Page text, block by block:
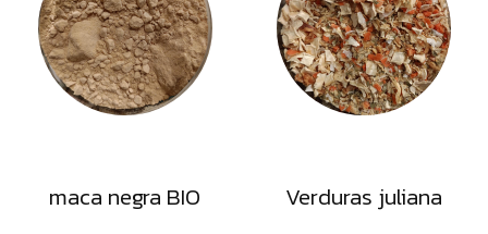
FRUTOS
SECOS
SAL
HIERBAS
maca negra BIO Verduras juliana